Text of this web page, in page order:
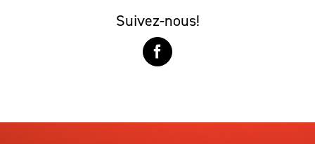
Suivez-nous!